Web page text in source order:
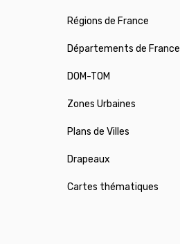
Régions de France
Départements de France
DOM-TOM
Zones Urbaines
Plans de Villes
Drapeaux
Cartes thématiques